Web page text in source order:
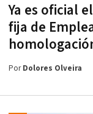
Ya es oficial
fija de
PorDolores Olveira